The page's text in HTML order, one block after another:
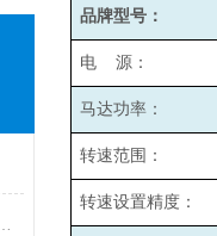
品牌型号：
电 源：
马达功率：
转速范围：
转速设置精度：